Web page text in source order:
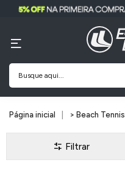
Página inicial > Beach Tennis
Filtrar